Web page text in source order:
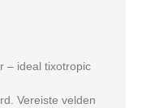
– ideal tixotropic
Vereiste velden